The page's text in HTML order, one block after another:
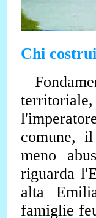
Chi
comune,
meno
riguarda
alta
famiglie